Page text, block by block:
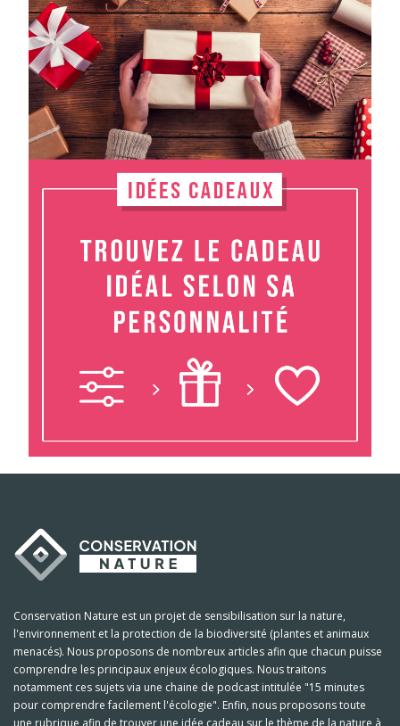
Conservation Nature est un projet de sensibilisation sur la nature,
l'environnement et la protection de la biodiversité (plantes et animaux
menacés). Nous proposons de nombreux articles afin que chacun puisse
comprendre les principaux enjeux écologiques. Nous traitons
notamment ces sujets via une chaine de podcast intitulée "15 minutes
pour comprendre facilement l'écologie". Enfin, nous proposons toute